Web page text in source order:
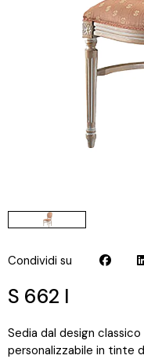
Condividi su
S 662 I
Sedia dal design
personalizzabile in tinte